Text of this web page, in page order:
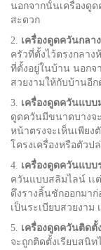
นอกจากนั้นเครื่องดูด
สะดวก
2. เครื่องดูดควันกลา
ครัวที่ตั้งไว้ตรงกลาง
ที่ตั้งอยู่ในบ้าน นอกจ
สวยงามให้กับบ้านอีก
3. เครื่องดูดควันแบ
ดูดควันมีขนาดบางจะ
หน้าตรงจะเห็นเพียง
โครงเครื่องหรือตัวป
4. เครื่องดูดควันแบบ
ควันแบบสลิมไลน์ เเ
ดึงรางลิ้นชักออกมา
เป็นระเบียบสวยงาม
5. เครื่องดูดควันติดตั้
จะถูกติดตั้งเรียบสนิท